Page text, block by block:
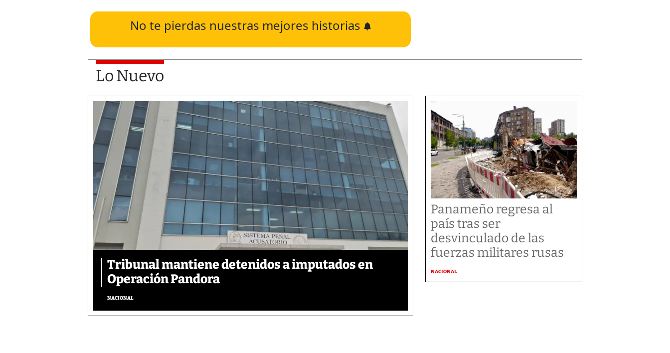
No te pierdas nuestras mejores historias
Lo Nuevo
Tribunal mantiene detenidos a imputados en
Operación Pandora
NACIONAL
Panameño regresa al
país tras ser
desvinculado de las
fuerzas militares rusas
NACIONAL